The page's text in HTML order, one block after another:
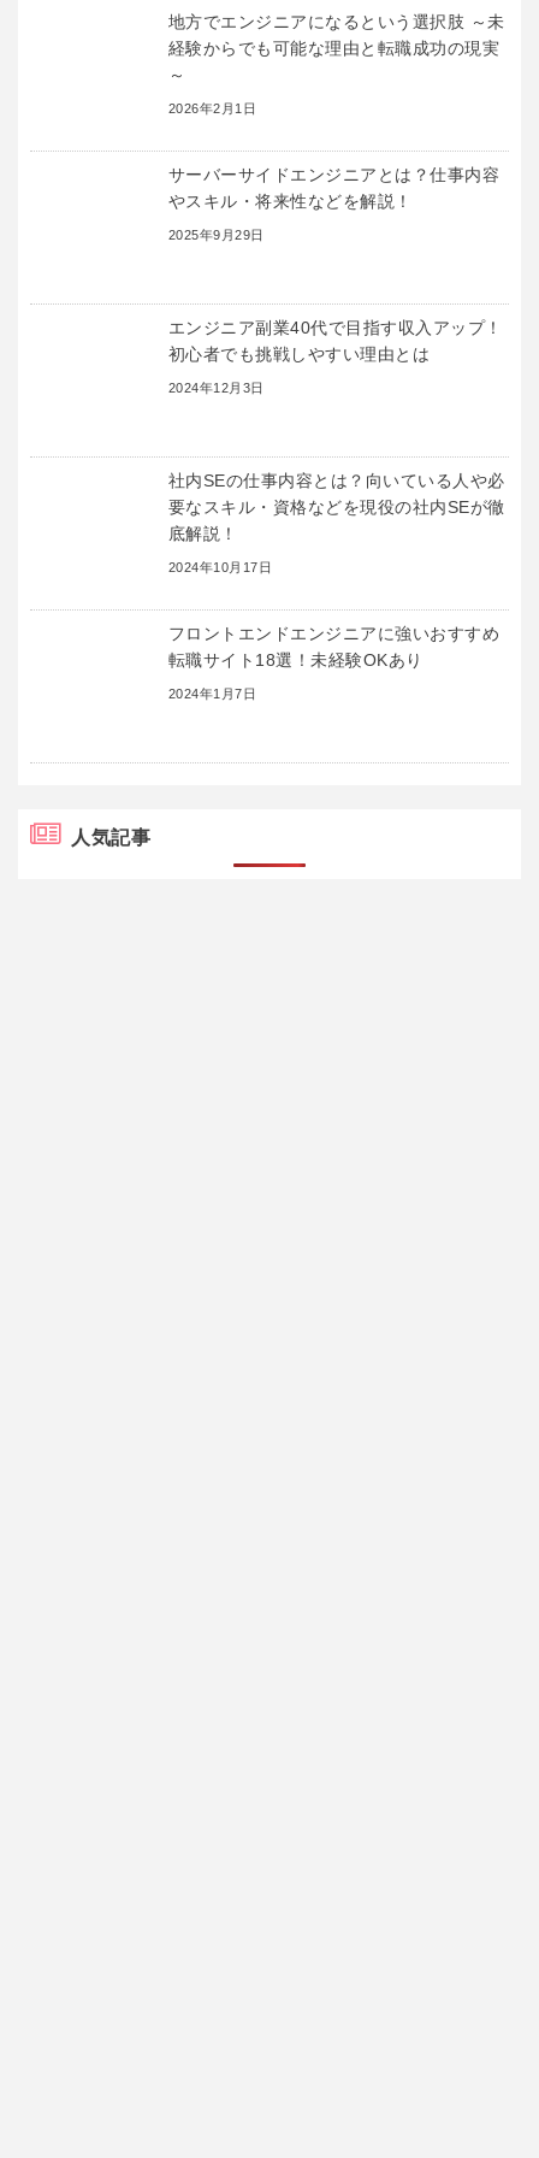
地方でエンジニアになるという選択肢 ～未
経験からでも可能な理由と転職成功の現実
～
2026年2月1日
サーバーサイドエンジニアとは？仕事内容
やスキル・将来性などを解説！
2025年9月29日
エンジニア副業40代で目指す収入アップ！
初心者でも挑戦しやすい理由とは
2024年12月3日
社内SEの仕事内容とは？向いている人や必
要なスキル・資格などを現役の社内SEが徹
底解説！
2024年10月17日
フロントエンドエンジニアに強いおすすめ
転職サイト18選！未経験OKあり
2024年1月7日
人気記事